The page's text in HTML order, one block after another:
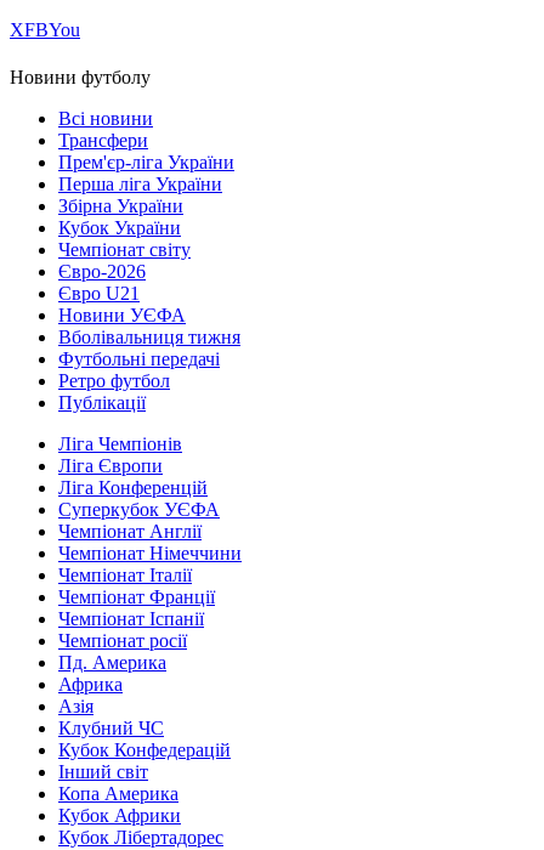
ХFBYou
Новини футболу
Всі новини
Трансфери
Прем'єр-ліга України
Перша ліга України
Збірна України
Кубок України
Чемпіонат світу
Євро-2026
Євро U21
Новини УЄФА
Вболівальниця тижня
Футбольні передачі
Ретро футбол
Публікації
Ліга Чемпіонів
Ліга Європи
Ліга Конференцій
Суперкубок УЄФА
Чемпіонат Англії
Чемпіонат Німеччини
Чемпіонат Італії
Чемпіонат Франції
Чемпіонат Іспанії
Чемпіонат росії
Пд. Америка
Африка
Азія
Клубний ЧС
Кубок Конфедерацій
Інший світ
Копа Америка
Кубок Африки
Кубок Лібертадорес